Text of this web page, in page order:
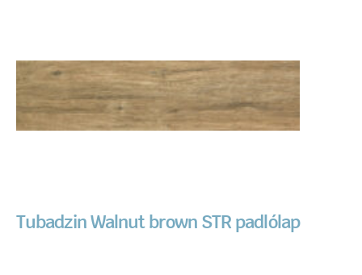
Tubadzin Walnut brown STR padlólap